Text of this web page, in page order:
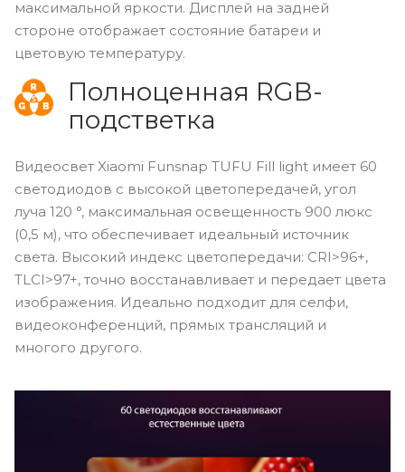
максимальной яркости. Дисплей на задней
стороне отображает состояние батареи и
цветовую температуру.
Полноценная RGB-
подстветка
Видеосвет Xiaomi Funsnap TUFU Fill light имеет 60
светодиодов с высокой цветопередачей, угол
луча 120 °, максимальная освещенность 900 люкс
(0,5 м), что обеспечивает идеальный источник
света. Высокий индекс цветопередачи: CRI>96+,
TLCI>97+, точно восстанавливает и передает цвета
изображения. Идеально подходит для селфи,
видеоконференций, прямых трансляций и
многого другого.